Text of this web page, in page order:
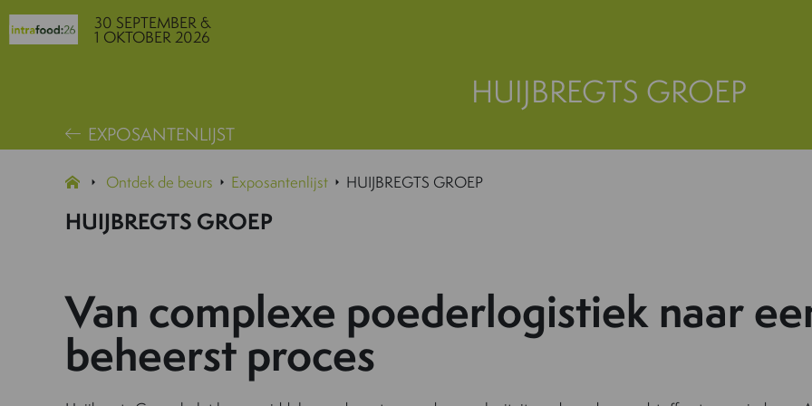
30 SEPTEMBER &
1 OKTOBER 2026
HUIJBREGTS GROEP
EXPOSANTENLIJST
Ontdek de beurs Exposantenlijst HUIJBREGTS GROEP
HUIJBREGTS GROEP
Van complexe poederlogistiek naar
beheerst proces